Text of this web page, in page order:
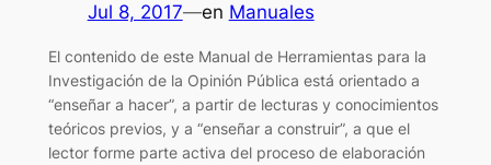
Jul 8, 2017—en Manuales
El contenido de este Manual de Herramientas para la
Investigación de la Opinión Pública está orientado a
“enseñar a hacer”, a partir de lecturas y conocimientos
teóricos previos, y a “enseñar a construir”, a que el
lector forme parte activa del proceso de elaboración